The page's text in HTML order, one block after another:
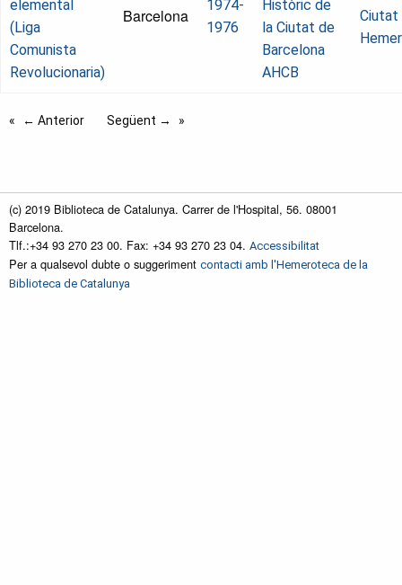
elemental
(Liga
Comunista
Revolucionaria)
Barcelona
1974-
1976
Històric de
la Ciutat de
Barcelona
AHCB
Ciutat
← Anterior Següent →
(c) 2019 Biblioteca de Catalunya. Carrer de l'Hospital, 56. 08001
Barcelona.
Tlf.:+34 93 270 23 00. Fax: +34 93 270 23 04. Accessibilitat
Per a qualsevol dubte o suggeriment contacti amb l'Hemeroteca de la
Biblioteca de Catalunya